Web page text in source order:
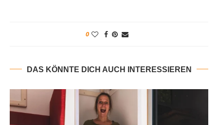
0
DAS KÖNNTE DICH AUCH INTERESSIEREN